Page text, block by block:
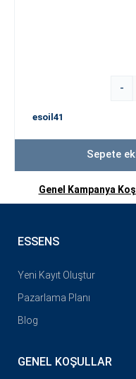
-
esoil41
Sepete
Genel Kampanya
ESSENS
Yeni Kayıt Oluştur
Pazarlama Planı
Blog
GENEL KOŞULLAR